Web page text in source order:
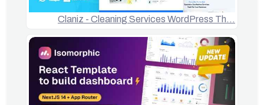
Claniz - Cleaning Services WordPress Th…